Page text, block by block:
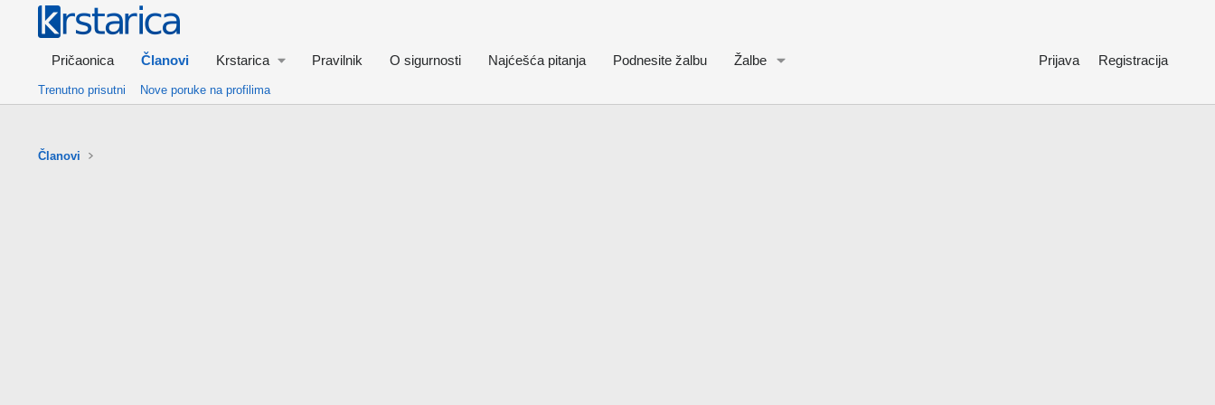
Pričaonica Članovi Krstarica Pravilnik O sigurnosti Najćešća pitanja Podnesite žalbu Žalbe Prijava Registracija
Trenutno prisutni Nove poruke na profilima
Članovi